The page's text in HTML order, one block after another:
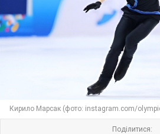
Кирило Марсак (фото: instagram.com/
Поділитися: